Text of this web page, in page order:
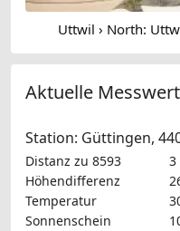
Uttwil › North:
Aktuelle
Station: Güttingen,
Distanz zu 8593
3
Höhendifferenz
Temperatur
Sonnenschein